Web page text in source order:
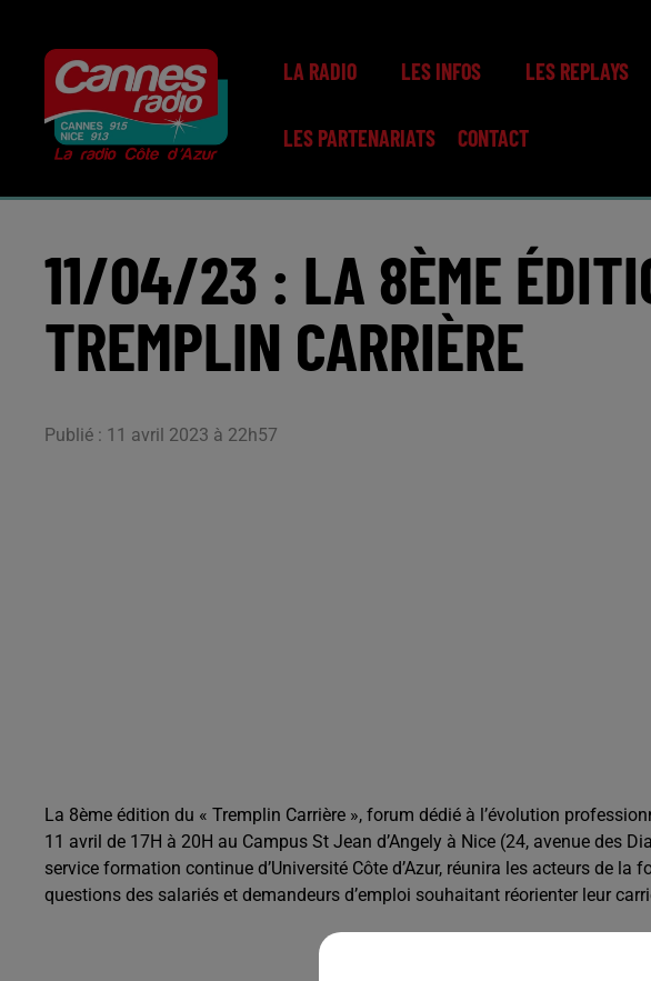
LA RADIO LES INFOS LES REPLAYS
LES PARTENARIATS CONTACT
11/04/23 : LA 8ÈME
TREMPLIN CARRIÈRE
Publié : 11 avril 2023 à 22h57
La 8ème édition du « Tremplin Carrière », forum dédié à l’évolution
11 avril de 17H à 20H au Campus St Jean d’Angely à Nice (24, avenue des
service formation continue d’Université Côte d’Azur, réunira les acteurs de la
questions des salariés et demandeurs d’emploi souhaitant réorienter leur